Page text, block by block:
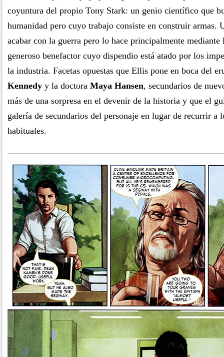
coyuntura del propio Tony Stark: un genio científico que
humanidad pero cuyo trabajo consiste en construir armas.
acabar con la guerra pero lo hace principalmente
generoso benefactor cuyo dispendio está atado por los
la industria. Facetas opuestas que Ellis pone en boca del
Kennedy y la doctora Maya Hansen, secundarios de
más de una sorpresa en el devenir de la historia y que el
galería de secundarios del personaje en lugar de recurrir a
habituales.